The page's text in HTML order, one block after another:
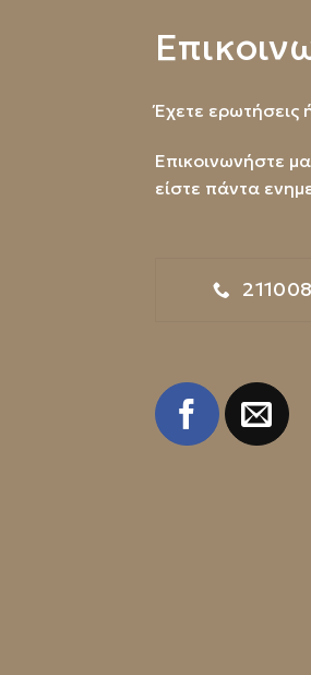
Έχετε ερωτήσεις
Επικοινωνήστε
είστε πάντα